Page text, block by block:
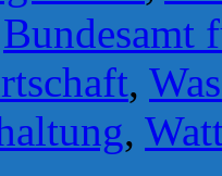
Bundesamt
,
,